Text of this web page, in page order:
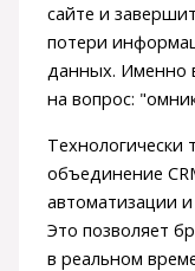
сайте и
потери
данных. Именно
на вопрос:
Технологически
объединение
автоматизации
Это позволяет
в реальном